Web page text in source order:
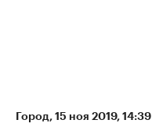
Город⁠, 15 ноя 2019, 14:39